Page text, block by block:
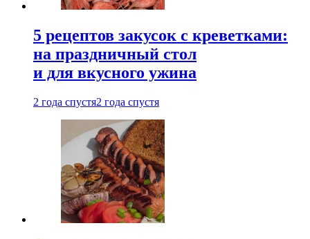
5 рецептов закусок с креветками:
на праздничный стол
и для вкусного ужина
2 года спустя2 года спустя